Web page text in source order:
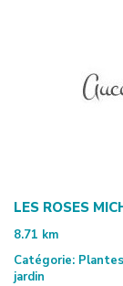
LES ROSES
8.71 km
Catégorie:
jardin